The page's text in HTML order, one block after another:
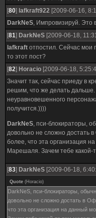
[80] lafkraft922 [2009-06-16,
DarkNeS, Импровизируй. Это
[81] DarkNeS [2009-06-18,
lafkraft отпостил. Сейчас мои
то этот пост?
[82] Horacio [2009-06-18,
Значит так, сейчас приеду в
решим, что же делать дальше.
неуравновешенного
получится.))))
DarkNeS, пси-блокираторы,
довольно не сложно достать
более, что эта организация
Марешаля. Зачем тебе какой-
[83] DarkNeS [2009-06-18,
Quote (Horacio)
DarkNeS, пси-блокираторы,
довольно не сложно достать в
что эта организация на данный